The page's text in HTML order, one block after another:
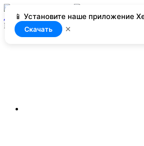
📱 Установите наше приложение
Скачать ×
Добавить
Нет доступа